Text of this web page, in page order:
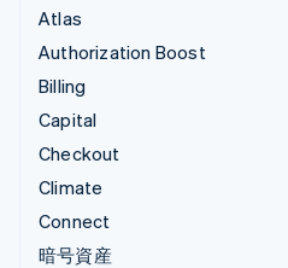
Atlas
Authorization Boost
Billing
Capital
Checkout
Climate
Connect
暗号資産